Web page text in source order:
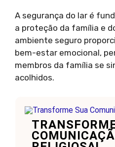
A segurança do lar é
a proteção da família e
ambiente seguro
bem-estar emocional,
membros da família se
acolhidos.